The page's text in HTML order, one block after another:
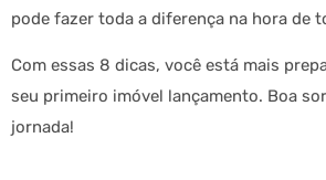
pode fazer toda a diferença na hora de
Com essas 8 dicas, você está mais
seu primeiro imóvel lançamento. Boa
jornada!